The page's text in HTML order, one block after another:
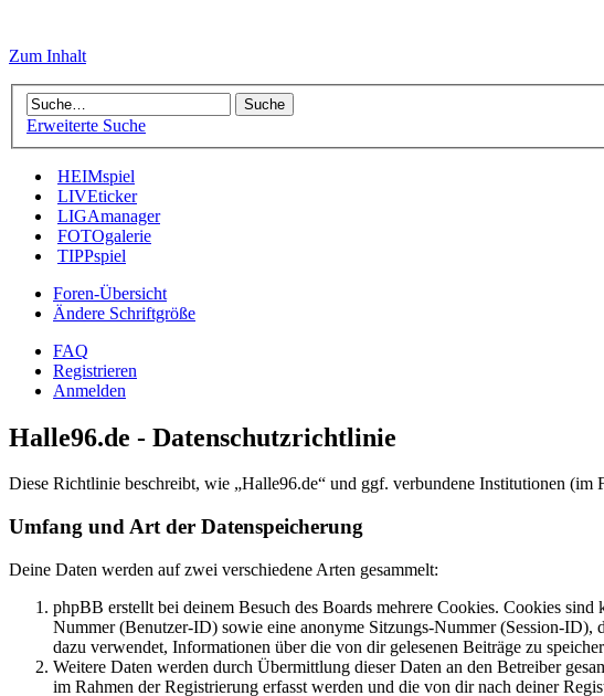
Zum Inhalt
Erweiterte Suche
HEIMspiel
LIVEticker
LIGAmanager
FOTOgalerie
TIPPspiel
Foren-Übersicht
Ändere Schriftgröße
FAQ
Registrieren
Anmelden
Halle96.de - Datenschutzrichtlinie
Diese Richtlinie beschreibt, wie „Halle96.de“ und ggf. verbundene Institutionen
Umfang und Art der Datenspeicherung
Deine Daten werden auf zwei verschiedene Arten gesammelt:
phpBB erstellt bei deinem Besuch des Boards mehrere Cookies. Cookies
Nummer (Benutzer-ID) sowie eine anonyme Sitzungs-Nummer (Session-
dazu verwendet, Informationen über die von dir gelesenen Beiträge zu
Weitere Daten werden durch Übermittlung dieser Daten an den Betreiber
im Rahmen der Registrierung erfasst werden und die von dir nach deiner